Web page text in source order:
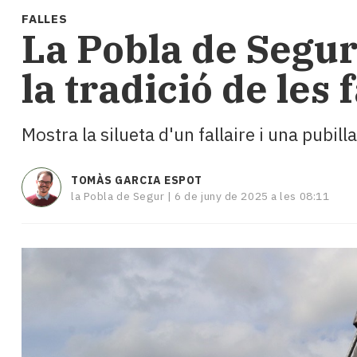
i
Cultura
Esports
Mai
tant!
i
El
temps
Enquestes
FALLES
La Pobla de
la tradició de les
Mostra la silueta d'un fallaire i una
TOMÀS GARCIA ESPOT
la Pobla de Segur | 6 de juny de 2025 a les 08:11